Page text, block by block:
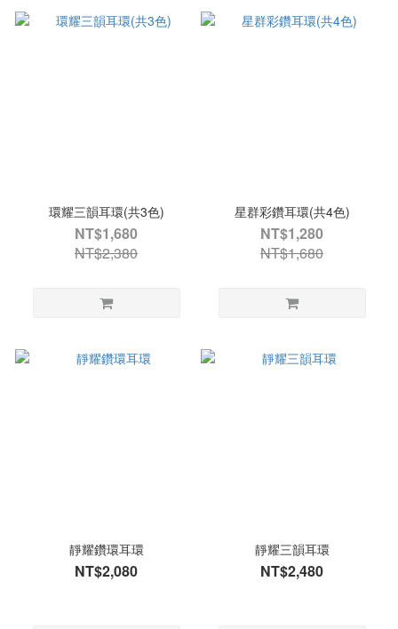
環耀三韻耳環(共3色)
NT$1,680
NT$2,380
星群彩鑽耳環(共4色)
NT$1,280
NT$1,680
靜耀鑽環耳環
NT$2,080
靜耀三韻耳環
NT$2,480